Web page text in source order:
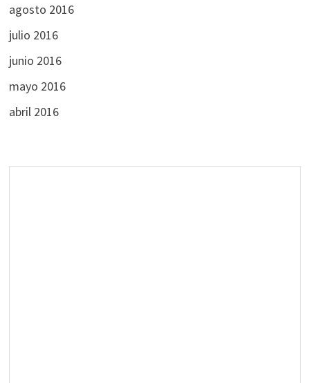
agosto 2016
julio 2016
junio 2016
mayo 2016
abril 2016